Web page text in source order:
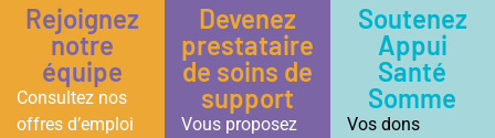
Rejoignez
notre
équipe
Consultez nos
offres d’emploi
Devenez
prestataire
de soins de
support
Vous proposez
Soutenez
Appui
Santé
Somme
Vos dons